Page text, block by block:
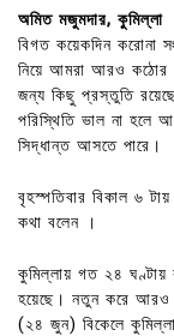
অমিত মজুমদার, কুমিল্লা
বিগত কয়েকদিন করোনা
নিয়ে আমরা আরও কঠোর
জন্য কিছু প্রস্তুতি
পরিস্থিতি ভাল না হলে
সিদ্ধান্ত আসতে পারে।
বৃহস্পতিবার বিকাল ৬
কথা বলেন ।
কুমিল্লায় গত ২৪
হয়েছে। নতুন করে আরও
(২৪ জুন) বিকেলে